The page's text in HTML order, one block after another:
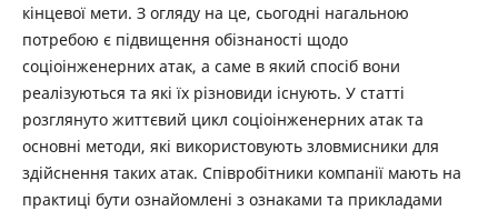
кінцевої мети. З огляду на це, сьогодні нагальною
потребою є підвищення обізнаності щодо
соціоінженерних атак, а саме в який спосіб вони
реалізуються та які їх різновиди існують. У статті
розглянуто життєвий цикл соціоінженерних атак та
основні методи, які використовують зловмисники для
здійснення таких атак. Співробітники компанії мають на
практиці бути ознайомлені з ознаками та прикладами